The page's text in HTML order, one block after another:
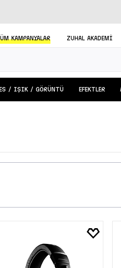
KAMPANYALAR ZUHAL AKADEMİ
/ IŞIK / GÖRÜNTÜ EFEKTLER
2.596₺ ile 3.894₺